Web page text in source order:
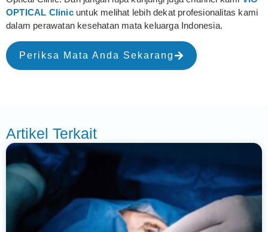
OPTICAL Clinicuntuk melihat lebih dekat profesionalitas kami
dalam perawatan kesehatan mata keluarga Indonesia.
Periksa Mata Anda Sekarang
Artikel Terkait